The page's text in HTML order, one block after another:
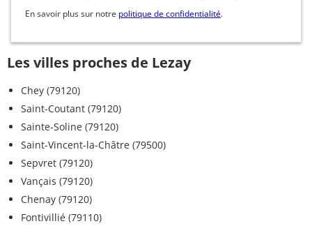
En savoir plus sur notre politique de confidentialité.
Les villes proches de Lezay
Chey (79120)
Saint-Coutant (79120)
Sainte-Soline (79120)
Saint-Vincent-la-Châtre (79500)
Sepvret (79120)
Vançais (79120)
Chenay (79120)
Fontivillié (79110)